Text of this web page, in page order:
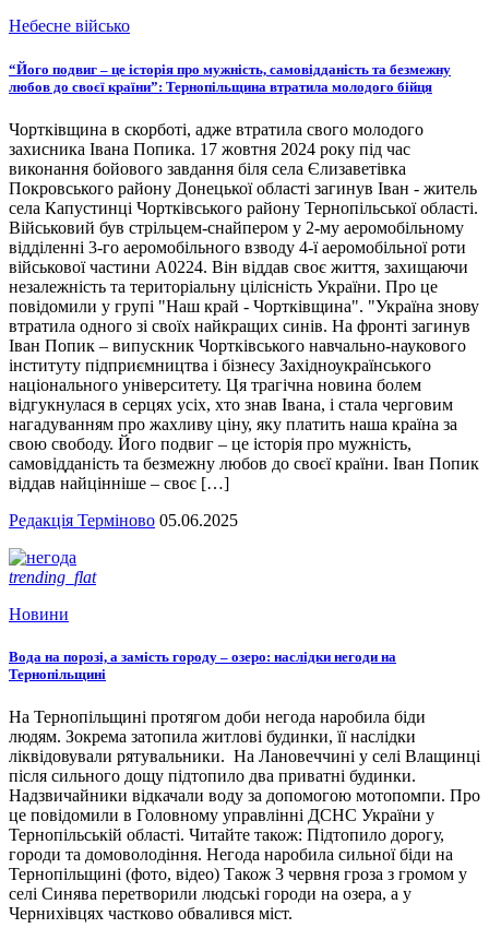
Небесне військо
“Його подвиг – це історія про мужність, самовідданість та безмежну
любов до своєї країни”: Тернопільщина втратила молодого бійця
Чортківщина в скорботі, адже втратила свого молодого
захисника Івана Попика. 17 жовтня 2024 року під час
виконання бойового завдання біля села Єлизаветівка
Покровського району Донецької області загинув Іван - житель
села Капустинці Чортківського району Тернопільської області.
Військовий був стрільцем-снайпером у 2-му аеромобільному
відділенні 3-го аеромобільного взводу 4-ї аеромобільної роти
військової частини А0224. Він віддав своє життя, захищаючи
незалежність та територіальну цілісність України. Про це
повідомили у групі "Наш край - Чортківщина". "Україна знову
втратила одного зі своїх найкращих синів. На фронті загинув
Іван Попик – випускник Чортківського навчально-наукового
інституту підприємництва і бізнесу Західноукраїнського
національного університету. Ця трагічна новина болем
відгукнулася в серцях усіх, хто знав Івана, і стала черговим
нагадуванням про жахливу ціну, яку платить наша країна за
свою свободу. Його подвиг – це історія про мужність,
самовідданість та безмежну любов до своєї країни. Іван Попик
віддав найцінніше – своє […]
Редакція Терміново 05.06.2025
trending_flat
Новини
Вода на порозі, а замість городу – озеро: наслідки негоди на
Тернопільщині
На Тернопільщині протягом доби негода наробила біди
людям. Зокрема затопила житлові будинки, її наслідки
ліквідовували рятувальники. На Лановеччині у селі Влащинці
після сильного дощу підтопило два приватні будинки.
Надзвичайники відкачали воду за допомогою мотопомпи. Про
це повідомили в Головному управлінні ДСНС України у
Тернопільській області. Читайте також: Підтопило дорогу,
городи та домоволодіння. Негода наробила сильної біди на
Тернопільщині (фото, відео) Також 3 червня гроза з громом у
селі Синява перетворили людські городи на озера, а у
Чернихівцях частково обвалився міст.